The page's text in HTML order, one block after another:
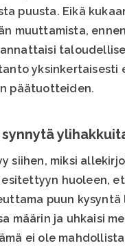
puusta. Eikä
muuttamista,
yksinkertaisesti
päätuotteiden.
siihen, miksi
esitettyyn huoleen,
puun kysyntä
määrin ja uhkaisi
ei ole